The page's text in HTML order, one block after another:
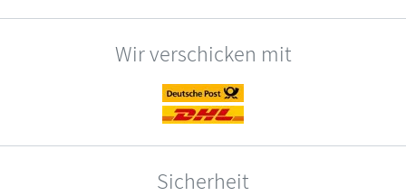
Wir verschicken mit
Sicherheit